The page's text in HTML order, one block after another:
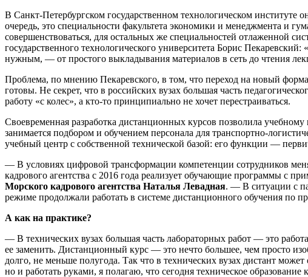
В Санкт-Петербургском государственном технологическом
очередь, это специальности факультета экономики и менеджмента и
совершенствоваться, для остальных же специальностей отлаженной
государственного технологического университета Борис
нужным, — от простого выкладывания материалов в сеть до чтения
Проблема, по мнению Пекаревского, в том, что переход на новый
готовы. Не секрет, что в российских вузах большая часть
работу «с колес», а кто-то принципиально не хочет перестраиваться.
Своевременная разработка дистанционных курсов позволила
занимается подбором и обучением персонала для транспортно-
учебный центр с собственной технической базой: его функции —
— В условиях цифровой трансформации компетенции сотрудников
кадрового агентства с 2016 года реализует обучающие программы с
Морского кадрового агентства Наталья Левадная. — В ситуации с
режиме продолжали работать в системе дистанционного обучения по
А как на практике?
— В технических вузах большая часть лабораторных работ — это
ее заменить. Дистанционный курс — это нечто большее, чем просто
долго, не меньше полугода. Так что в технических вузах дистант
но и работать руками, я полагаю, что сегодня техническое